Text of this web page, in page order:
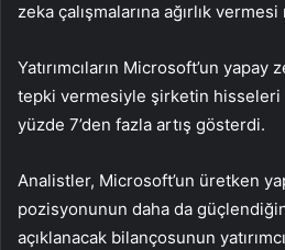
zeka çalışmalarına ağırlık
Yatırımcıların Microsoft’un yapay
tepki vermesiyle şirketin hisseleri
yüzde 7’den fazla artış gösterdi.
Analistler, Microsoft’un üretken
pozisyonunun daha da
açıklanacak bilançosunun